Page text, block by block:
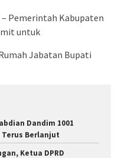
– Pemerintah Kabupaten
untuk
Jabatan Bupati
Dandim 1001
Terus Berlanjut
Ketua DPRD